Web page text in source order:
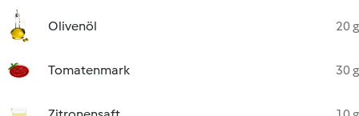
Olivenöl 20 g
Tomatenmark 30 g